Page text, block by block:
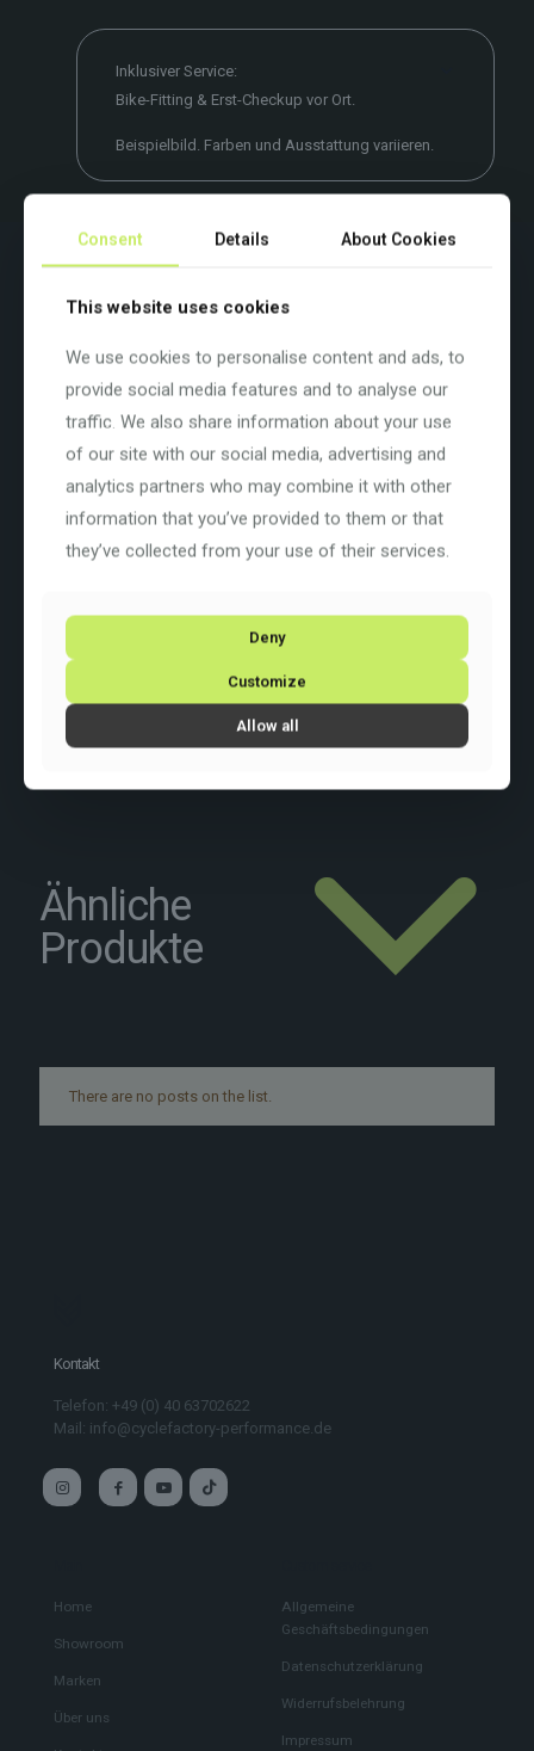
cm
Menge
Inklusiver Service:
Bike-Fitting & Erst-Checkup vor Ort.
Beispielbild. Farben und Ausstattung variieren.
Beschreibung Zusätzliche Informationen
Wenn es an der Zeit ist, dem Hamsterrad den Rücken zu kehren,
gleich, wie holprig die Straße auch sein mag, ganz gleich, wie
mit einem robusten, angenehm zu fahrenden Stahlrahmen,
Komponenten, die für harte Einsätze ausgelegt sind, und mehr
als du mit einer voll beladenen Packtasche überblicken kannst.
Mountainbike-Tradition trifft auf Rennrad-DNA, mit einem Hauch
von Antoine de Saint-Exupéry in jedem Fahrrad – das ist das
Rahmengrösse: 56 cm / 22″
Rahmenmaterial:
Schaltung: Shimano GRX400/Tiagra 2×10
Ähnliche
Produkte
There are no posts on the list.
Kontakt
Telefon: +49 (0) 40 63702622
Mail: info@cyclefactory-performance.de
Home
Showroom
Marken
Über uns
Allgemeine
Geschäftsbedingungen
Datenschutzerklärung
Widerrufsbelehrung
Impressum
Consent Details About Cookies
This website uses cookies
We use cookies to personalise content and ads, to
provide social media features and to analyse our
traffic. We also share information about your use
of our site with our social media, advertising and
analytics partners who may combine it with other
information that you’ve provided to them or that
they’ve collected from your use of their services.
Deny
Customize
Allow all